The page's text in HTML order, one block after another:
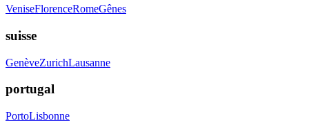
VeniseFlorenceRomeGênes
suisse
GenèveZurichLausanne
portugal
PortoLisbonne